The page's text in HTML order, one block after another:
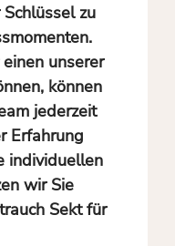
zu
unserer
können
jederzeit
Erfahrung
individuellen
wir Sie
Sekt für